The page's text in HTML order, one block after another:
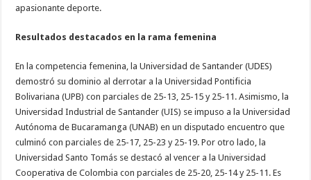
apasionante deporte.
Resultados destacados en la rama femenina
En la competencia femenina, la Universidad de Santander (UDES)
demostró su dominio al derrotar a la Universidad Pontificia
Bolivariana (UPB) con parciales de 25-13, 25-15 y 25-11. Asimismo, la
Universidad Industrial de Santander (UIS) se impuso a la Universidad
Autónoma de Bucaramanga (UNAB) en un disputado encuentro que
culminó con parciales de 25-17, 25-23 y 25-19. Por otro lado, la
Universidad Santo Tomás se destacó al vencer a la Universidad
Cooperativa de Colombia con parciales de 25-20, 25-14 y 25-11. Es